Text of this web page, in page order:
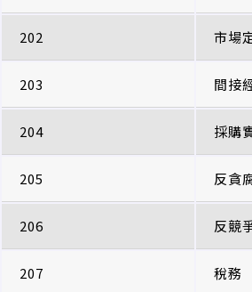
202 市場
203 間接
204 採購
205 反貪
206 反競
207 稅務